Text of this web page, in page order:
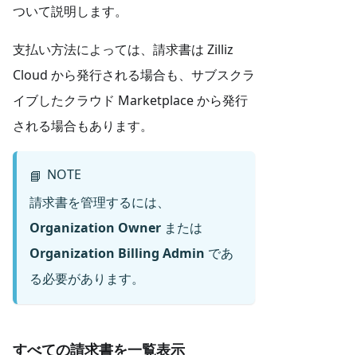
ついて説明します。
支払い方法によっては、請求書は Zilliz
Cloud から発行される場合も、サブスクラ
イブしたクラウド Marketplace から発行
される場合もあります。
📘 NOTE
請求書を管理するには、
Organization Owner または
Organization Billing Admin であ
る必要があります。
すべての請求書を一覧表示